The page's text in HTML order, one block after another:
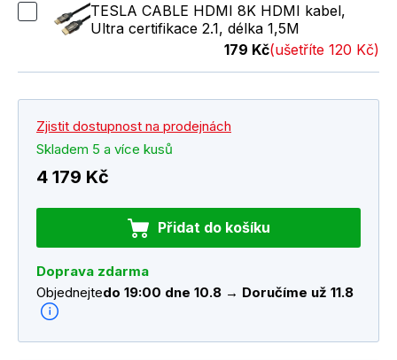
TESLA CABLE HDMI 8K HDMI kabel,
Ultra certifikace 2.1, délka 1,5M
179 Kč(ušetříte 120 Kč)
Zjistit dostupnost na prodejnách
Skladem 5 a více kusů
4 179 Kč
Přidat do košíku
Doprava zdarma
Objednejtedo 19:00 dne 10.8 → Doručíme už 11.8